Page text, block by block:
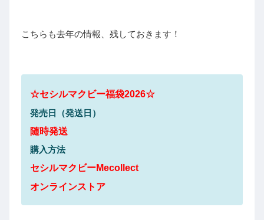
こちらも去年の情報、残しておきます！
☆セシルマクビー福袋2026☆
発売日（発送日）
随時発送
購入方法
セシルマクビーMecollect
オンラインストア